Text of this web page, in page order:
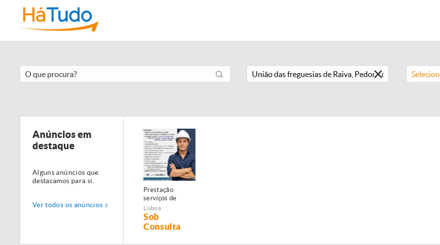
Anúncios em
destaque
Alguns anúncios que
destacamos para si.
Ver todos os anúncios
Prestação
serviços de
Manutenção,
Restauro e
Remodelação de
imóveis!
Lisboa
Sob
Consulta